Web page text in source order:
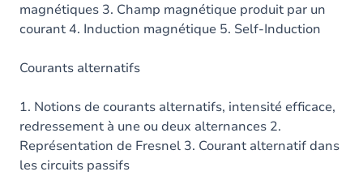
magnétiques 3. Champ magnétique produit par un
courant 4. Induction magnétique 5. Self-Induction
Courants alternatifs
1. Notions de courants alternatifs, intensité efficace,
redressement à une ou deux alternances 2.
Représentation de Fresnel 3. Courant alternatif dans
les circuits passifs